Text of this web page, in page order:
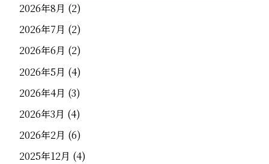
2026年8月 (2)
2026年7月 (2)
2026年6月 (2)
2026年5月 (4)
2026年4月 (3)
2026年3月 (4)
2026年2月 (6)
2025年12月 (4)